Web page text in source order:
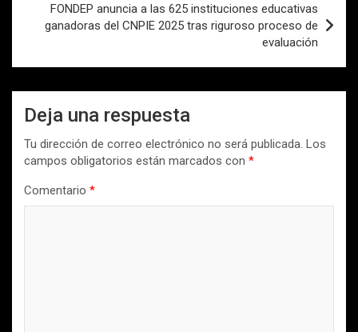
FONDEP anuncia a las 625 instituciones educativas
ganadoras del CNPIE 2025 tras riguroso proceso de
evaluación
Deja una respuesta
Tu dirección de correo electrónico no será publicada. Los
campos obligatorios están marcados con *
Comentario *